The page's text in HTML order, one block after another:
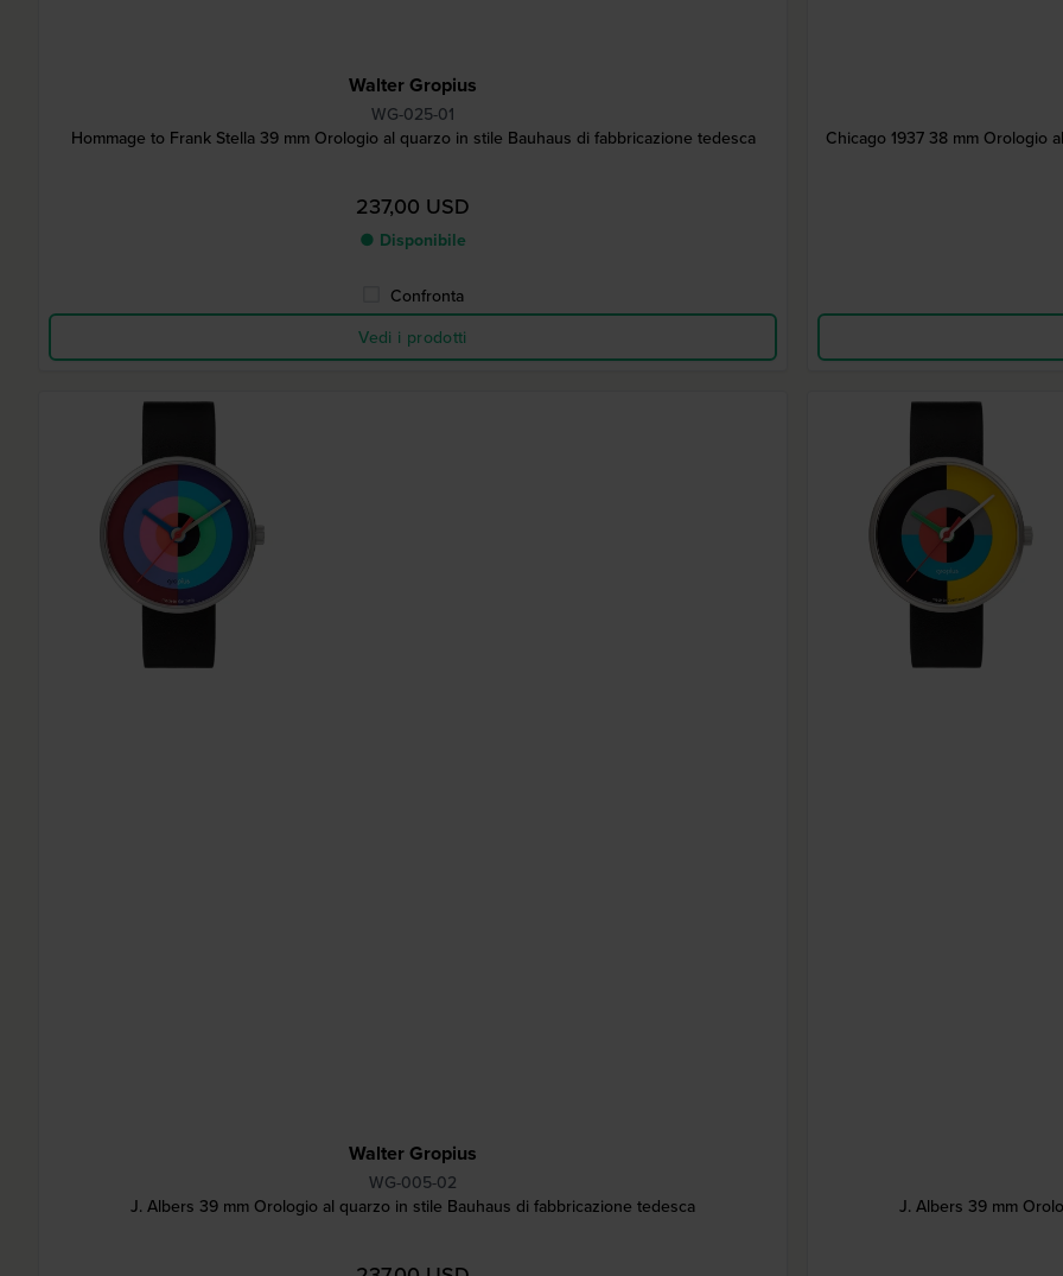
Walter Gropius
WG-025-01
Hommage to Frank Stella 39 mm Orologio al quarzo in stile Bauhaus di fabbricazione tedesca
237,00 USD
● Disponibile
Confronta
Vedi i prodotti
Chicago 1937 38 mm Orologio
Walter Gropius
WG-005-02
J. Albers 39 mm Orologio al quarzo in stile Bauhaus di fabbricazione tedesca
J. Albers 39 mm